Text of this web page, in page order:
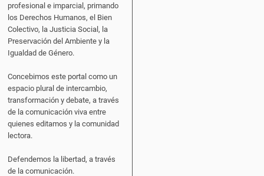
profesional e imparcial, primando
los Derechos Humanos, el Bien
Colectivo, la Justicia Social, la
Preservación del Ambiente y la
Igualdad de Género.
Concebimos este portal como un
espacio plural de intercambio,
transformación y debate, a través
de la comunicación viva entre
quienes editamos y la comunidad
lectora.
Defendemos la libertad, a través
de la comunicación.